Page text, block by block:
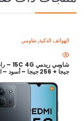
الهواتف الذكية,شاومي
جيجا + 256 جيجا –